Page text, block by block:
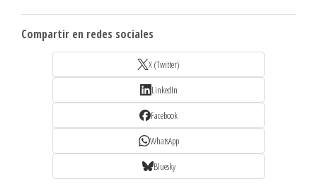
Compartir en redes sociales
X (Twitter)
LinkedIn
Facebook
WhatsApp
Bluesky